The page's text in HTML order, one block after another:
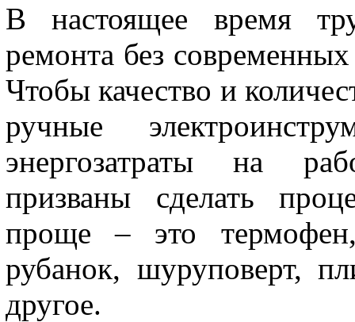
В настоящее время
ремонта без
Чтобы качество и
ручные
энергозатраты на
призваны сделать
проще – это
рубанок, шуруповерт,
другое.